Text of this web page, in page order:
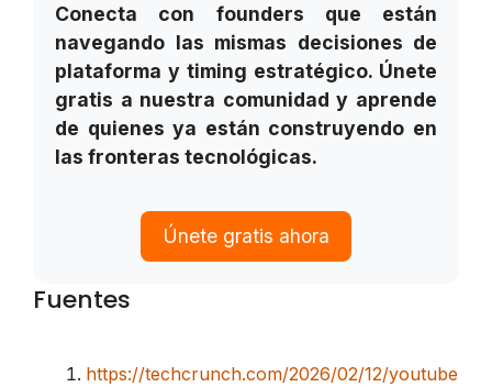
Conecta con founders que están
navegando las mismas decisiones de
plataforma y timing estratégico. Únete
gratis a nuestra comunidad y aprende
de quienes ya están construyendo en
las fronteras tecnológicas.
Únete gratis ahora
Fuentes
https://techcrunch.com/2026/02/12/youtube